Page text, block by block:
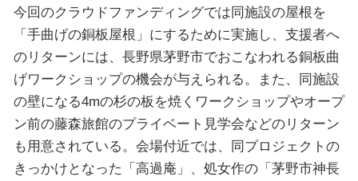
今回のクラウドファンディングでは同施設の屋根を
「手曲げの銅板屋根」にするために実施し、支援者へ
のリターンには、長野県茅野市でおこなわれる銅板曲
げワークショップの機会が与えられる。また、同施設
の壁になる4mの杉の板を焼くワークショップやオープ
ン前の藤森旅館のプライベート見学会などのリターン
も用意されている。会場付近では、同プロジェクトの
きっかけとなった「高過庵」、処女作の「茅野市神長